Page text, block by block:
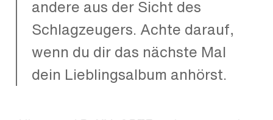
andere aus der Sicht des
Schlagzeugers. Achte darauf,
wenn du dir das nächste Mal
dein Lieblingsalbum anhörst.